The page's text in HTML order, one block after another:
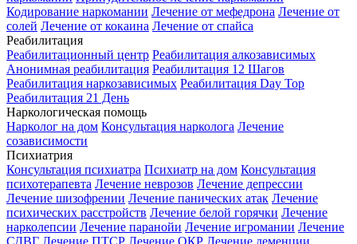
Кодирование наркомании Лечение от мефедрона Лечение от
солей Лечение от кокаина Лечение от спайса
Реабилитация
Реабилитационный центр Реабилитация алкозависимых
Анонимная реабилитация Реабилитация 12 Шагов
Реабилитация наркозависимых Реабилитация Day Top
Реабилитация 21 День
Наркологическая помощь
Нарколог на дом Консультация нарколога Лечение
созависимости
Психиатрия
Консультация психиатра Психиатр на дом Консультация
психотерапевта Лечение неврозов Лечение депрессии
Лечение шизофрении Лечение панических атак Лечение
психических расстройств Лечение белой горячки Лечение
нарколепсии Лечение паранойи Лечение игромании Лечение
СДВГ Лечение ПТСР Лечение ОКР Лечение деменции